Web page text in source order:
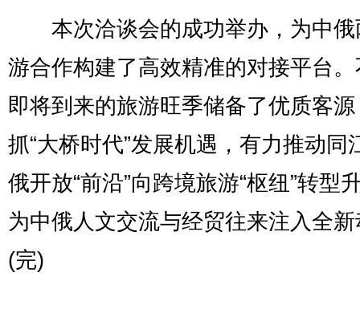
本次洽谈会的成功举办，为中俄
游合作构建了高效精准的对接平台
即将到来的旅游旺季储备了优质客
抓“大桥时代”发展机遇，有力推动同
俄开放“前沿”向跨境旅游“枢纽”转型
为中俄人文交流与经贸往来注入全
(完)